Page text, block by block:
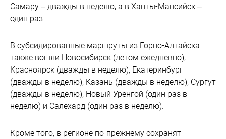
Самару – дважды в неделю, а в Ханты-Мансийск –
один раз.
В субсидированные маршруты из Горно-Алтайска
также вошли Новосибирск (летом ежедневно),
Красноярск (дважды в неделю), Екатеринбург
(дважды в неделю), Казань (дважды в неделю), Сургут
(дважды в неделю), Новый Уренгой (один раз в
неделю) и Салехард (один раз в неделю).
Кроме того, в регионе по-прежнему сохранят